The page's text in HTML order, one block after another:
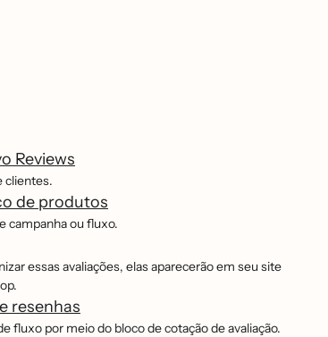
Reviews
clientes.
de produtos
campanha ou fluxo.
essas avaliações, elas aparecerão em seu site
resenhas
fluxo por meio do bloco de cotação de avaliação.